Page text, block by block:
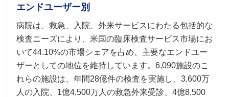
エンドユーザー別
病院は、救急、入院、外来サービスにわたる包括的な
検査ニーズにより、米国の臨床検査サービス市場にお
いて44.10%の市場シェアを占め、主要なエンドユー
ザーとしての地位を維持しています。6,090施設のこ
れらの施設は、年間28億件の検査を実施し、3,600万
人の入院、1億4,500万人の救急外来受診、4億8,500